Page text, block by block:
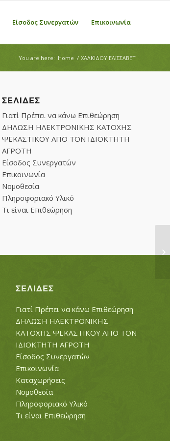
Είσοδος Συνεργατών Επικοινωνία
You are here: Home / ΧΑΛΚΙΔΟΥ ΕΛΙΣΣΑΒΕΤ
ΣΕΛΊΔΕΣ
Γιατί Πρέπει να κάνω Επιθεώρηση
ΔΗΛΩΣΗ ΗΛΕΚΤΡΟΝΙΚΗΣ ΚΑΤΟΧΗΣ
ΨΕΚΑΣΤΙΚΟΥ ΑΠΟ ΤΟΝ ΙΔΙΟΚΤΗΤΗ
ΑΓΡΟΤΗ
Είσοδος Συνεργατών
Επικοινωνία
Νομοθεσία
Πληροφοριακό Υλικό
Τι είναι Επιθεώρηση
ΣΕΛΊΔΕΣ
Γιατί Πρέπει να κάνω Επιθεώρηση
ΔΗΛΩΣΗ ΗΛΕΚΤΡΟΝΙΚΗΣ
ΚΑΤΟΧΗΣ ΨΕΚΑΣΤΙΚΟΥ ΑΠΟ ΤΟΝ
ΙΔΙΟΚΤΗΤΗ ΑΓΡΟΤΗ
Είσοδος Συνεργατών
Επικοινωνία
Καταχωρήσεις
Νομοθεσία
Πληροφοριακό Υλικό
Τι είναι Επιθεώρηση